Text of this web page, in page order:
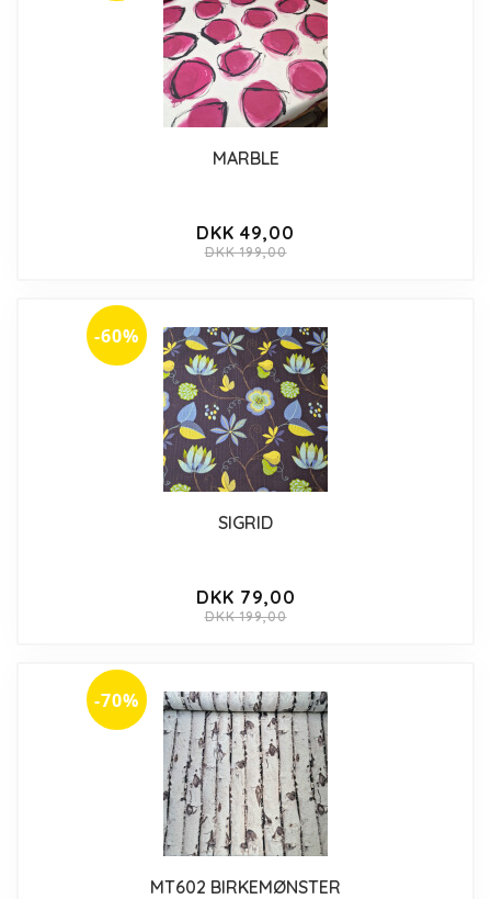
MARBLE
DKK 49,00
DKK 199,00
-60%
SIGRID
DKK 79,00
DKK 199,00
-70%
MT602 BIRKEMØNSTER